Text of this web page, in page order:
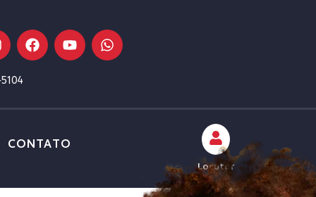
CONTATO
Locutor